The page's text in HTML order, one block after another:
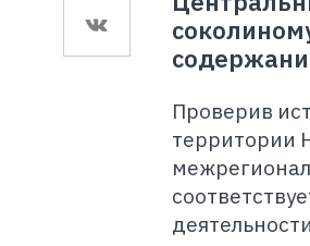
Проверив
территории